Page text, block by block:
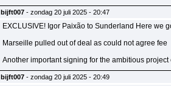
bijft007 - zondag 20 juli 2025 - 20:47
EXCLUSIVE! Igor Paixão to Sunderland Here we
Marseille pulled out of deal as could not agree fee
Another important signing for the ambitious
bijft007 - zondag 20 juli 2025 - 20:49